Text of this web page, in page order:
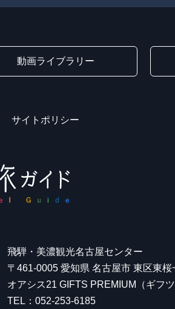
動画ライブラリー
サイトポリシー
飛騨・美濃観光名古屋センター
〒461-0005 愛知県 名古屋市 東区東
オアシス21 GIFTS PREMIUM（ギフ
TEL：052-253-6185